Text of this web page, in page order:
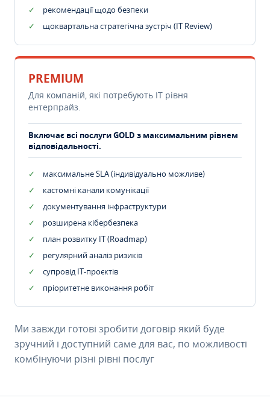
рекомендації щодо безпеки
щоквартальна стратегічна зустріч (IT Review)
PREMIUM
Для компаній, які потребують ІТ рівня
ентерпрайз.
Включає всі послуги GOLD з максимальним рівнем
відповідальності.
максимальне SLA (індивідуально можливе)
кастомні канали комунікації
документування інфраструктури
розширена кібербезпека
план розвитку IT (Roadmap)
регулярний аналіз ризиків
супровід ІТ-проєктів
пріоритетне виконання робіт
Ми завжди готові зробити договір який буде
зручний і доступний саме для вас, по можливості
комбінуючи різні рівні послуг